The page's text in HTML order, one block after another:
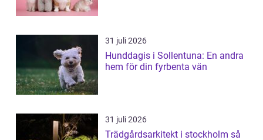
31 juli 2026
Hunddagis i Sollentuna: En andra
hem för din fyrbenta vän
31 juli 2026
Trädgårdsarkitekt i stockholm så